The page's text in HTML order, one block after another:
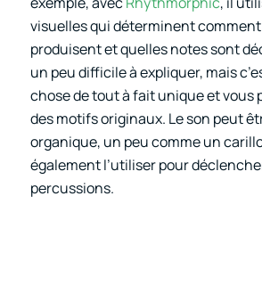
visuelles qui déterminent
produisent et quelles notes sont
un peu difficile à expliquer, mais
chose de tout à fait unique et vous
des motifs originaux. Le son peut
organique, un peu comme un
également l’utiliser pour
percussions.